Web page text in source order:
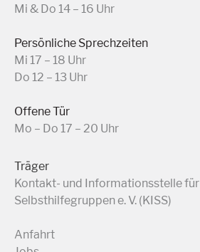
Mi & Do 14 – 16 Uhr
Persönliche Sprechzeiten
Mi 17 – 18 Uhr
Do 12 – 13 Uhr
Offene Tür
Mo – Do 17 – 20 Uhr
Träger
Kontakt- und Informationsstelle für
Selbsthilfegruppen e. V. (KISS)
Anfahrt